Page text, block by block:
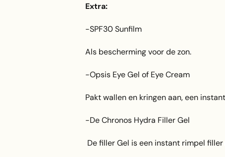
Extra:
-SPF30 Sunfilm
Als bescherming voor de zon.
-Opsis Eye Gel of Eye Cream
Pakt wallen en kringen aan, een
-De Chronos Hydra Filler Gel
De filler Gel is een instant rimpel